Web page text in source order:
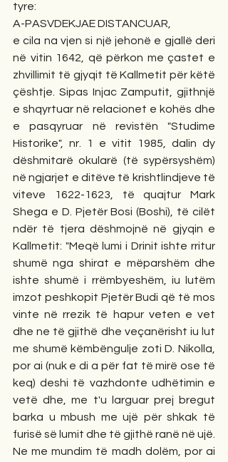
tyre:
A-PASVDEKJAE DISTANCUAR,
e cila na vjen si një jehonë e gjallë deri
në vitin 1642, që përkon me çastet e
zhvillimit të gjyqit të Kallmetit për këtë
çështje. Sipas Injac Zamputit, gjithnjë
e shqyrtuar në relacionet e kohës dhe
e pasqyruar në revistën "Studime
Historike", nr. 1 e vitit 1985, dalin dy
dëshmitarë okularë (të sypërsyshëm)
në ngjarjet e ditëve të krishtlindjeve të
viteve 1622-1623, të quajtur Mark
Shega e D. Pjetër Bosi (Boshi), të cilët
ndër të tjera dëshmojnë në gjyqin e
Kallmetit: "Meqë lumi i Drinit ishte rritur
shumë nga shirat e mëparshëm dhe
ishte shumë i rrëmbyeshëm, iu lutëm
imzot peshkopit Pjetër Budi që të mos
vinte në rrezik të hapur veten e vet
dhe ne të gjithë dhe veçanërisht iu lut
me shumë këmbëngulje zoti D. Nikolla,
por ai (nuk e di a për fat të mirë ose të
keq) deshi të vazhdonte udhëtimin e
vetë dhe, me t'u larguar prej bregut
barka u mbush me ujë për shkak të
furisë së lumit dhe të gjithë ranë në ujë.
Ne me mundim të madh dolëm, por ai